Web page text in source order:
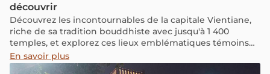
découvrir
Découvrez les incontournables de la capitale Vientiane,
riche de sa tradition bouddhiste avec jusqu'à 1 400
temples, et explorez ces lieux emblématiques témoins
des caractéristiques architecturales uniques du "pays au
million d'éléphants".
En savoir plus